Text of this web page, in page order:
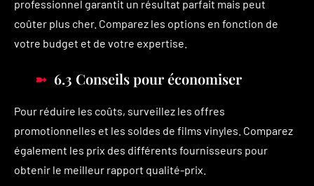
professionnel garantit un résultat parfait mais peut
coûter plus cher. Comparez les options en fonction de
votre budget et de votre expertise.
6.3 Conseils pour économiser
Pour réduire les coûts, surveillez les offres
promotionnelles et les soldes de films vinyles. Comparez
également les prix des différents fournisseurs pour
obtenir le meilleur rapport qualité-prix.